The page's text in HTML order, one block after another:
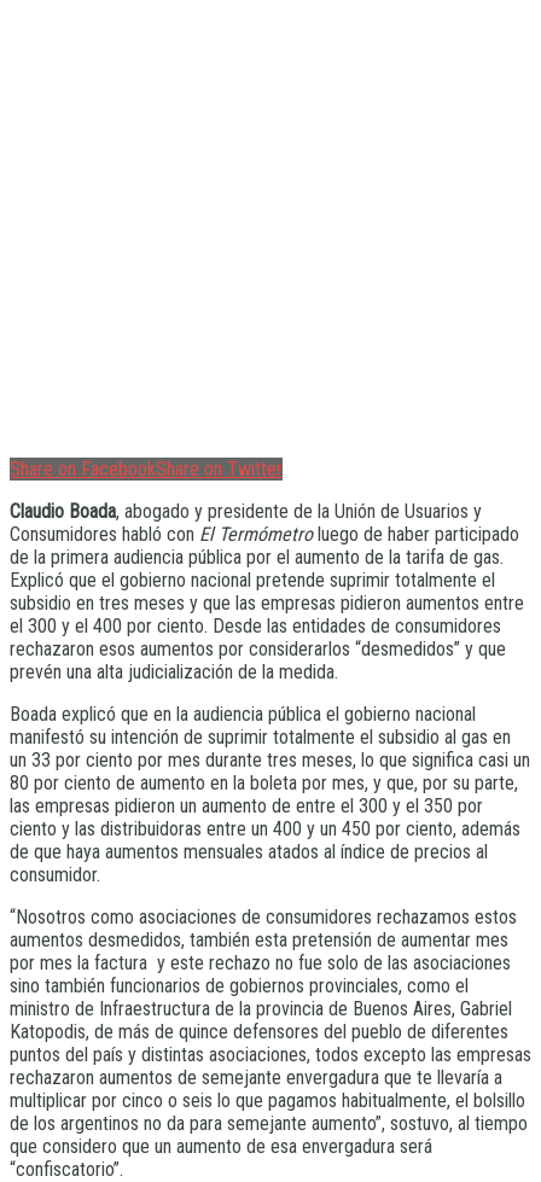
Share on FacebookShare on Twitter
Claudio Boada, abogado y presidente de la Unión de Usuarios y
Consumidores habló con El Termómetroluego de haber participado
de la primera audiencia pública por el aumento de la tarifa de gas.
Explicó que el gobierno nacional pretende suprimir totalmente el
subsidio en tres meses y que las empresas pidieron aumentos entre
el 300 y el 400 por ciento. Desde las entidades de consumidores
rechazaron esos aumentos por considerarlos “desmedidos” y que
prevén una alta judicialización de la medida.
Boada explicó que en la audiencia pública el gobierno nacional
manifestó su intención de suprimir totalmente el subsidio al gas en
un 33 por ciento por mes durante tres meses, lo que significa casi un
80 por ciento de aumento en la boleta por mes, y que, por su parte,
las empresas pidieron un aumento de entre el 300 y el 350 por
ciento y las distribuidoras entre un 400 y un 450 por ciento, además
de que haya aumentos mensuales atados al índice de precios al
consumidor.
“Nosotros como asociaciones de consumidores rechazamos estos
aumentos desmedidos, también esta pretensión de aumentar mes
por mes la factura y este rechazo no fue solo de las asociaciones
sino también funcionarios de gobiernos provinciales, como el
ministro de Infraestructura de la provincia de Buenos Aires, Gabriel
Katopodis, de más de quince defensores del pueblo de diferentes
puntos del país y distintas asociaciones, todos excepto las empresas
rechazaron aumentos de semejante envergadura que te llevaría a
multiplicar por cinco o seis lo que pagamos habitualmente, el bolsillo
de los argentinos no da para semejante aumento”, sostuvo, al tiempo
que considero que un aumento de esa envergadura será
“confiscatorio”.